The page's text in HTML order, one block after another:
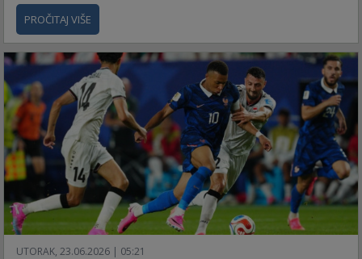
PROČITAJ VIŠE
UTORAK, 23.06.2026 | 05:21